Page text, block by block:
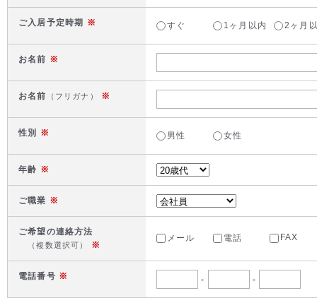
ご入居予定時期 ※ すぐ 1ヶ月以内 2ヶ月
お名前 ※
お名前 （フリガナ） ※
性別 ※ 男性 女性
年齢 ※
ご職業 ※
ご希望の連絡方法
（複数選択可） ※
メール 電話 FAX
電話番号 ※ - -